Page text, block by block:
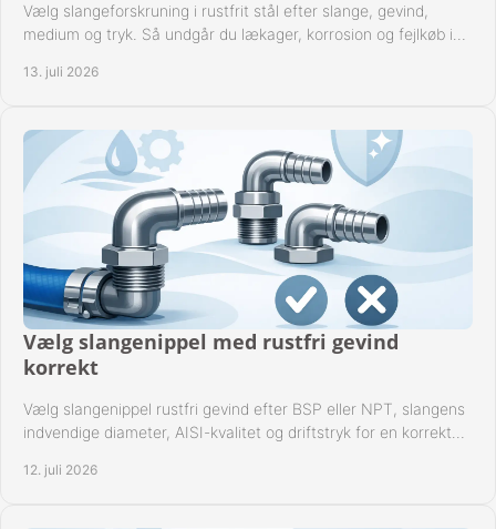
Vælg slangeforskruning i rustfrit stål efter slange, gevind,
medium og tryk. Så undgår du lækager, korrosion og fejlkøb i
13. juli 2026
Vælg slangenippel med rustfri gevind
korrekt
Vælg slangenippel rustfri gevind efter BSP eller NPT, slangens
indvendige diameter, AISI-kvalitet og driftstryk for en korrekt
12. juli 2026